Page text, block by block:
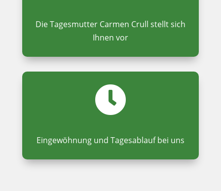
Die Tagesmutter Carmen Crull stellt sich
Ihnen vor
Eingewöhnung und Tagesablauf bei uns